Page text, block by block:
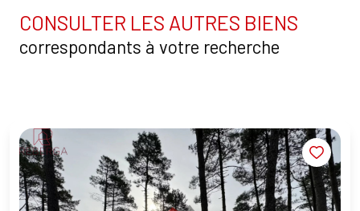
CONSULTER LES AUTRES BIENS
correspondants à votre recherche